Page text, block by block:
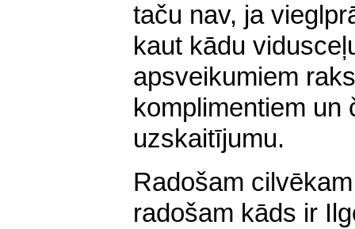
taču nav, ja
kaut kādu
apsveikumiem
komplimentiem un
uzskaitījumu.
Radošam
radošam kāds ir